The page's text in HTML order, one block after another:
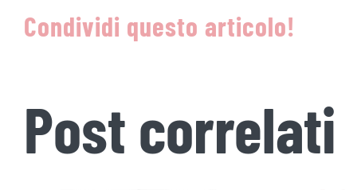
Condividi questo articolo!
Post correlati